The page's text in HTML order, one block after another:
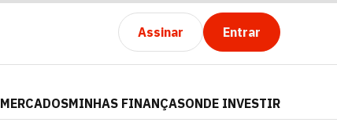
Assinar Entrar
MERCADOSMINHAS FINANÇASONDE INVESTIR